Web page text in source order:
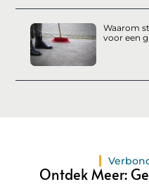
Waarom
voor een
Ontdek Meer: